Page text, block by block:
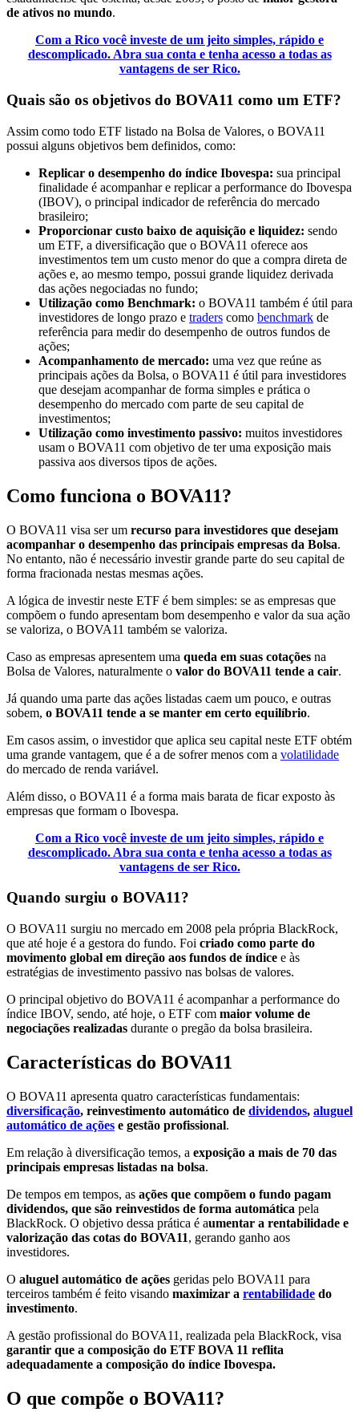
de ativos no mundo.
Com a Rico você investe de um jeito simples, rápido e
descomplicado. Abra sua conta e tenha acesso a todas as
vantagens de ser Rico.
Quais são os objetivos do BOVA11 como um ETF?
Assim como todo ETF listado na Bolsa de Valores, o BOVA11
possui alguns objetivos bem definidos, como:
Replicar o desempenho do índice Ibovespa: sua principal
finalidade é acompanhar e replicar a performance do Ibovespa
(IBOV), o principal indicador de referência do mercado
brasileiro;
Proporcionar custo baixo de aquisição e liquidez: sendo
um ETF, a diversificação que o BOVA11 oferece aos
investimentos tem um custo menor do que a compra direta de
ações e, ao mesmo tempo, possui grande liquidez derivada
das ações negociadas no fundo;
Utilização como Benchmark: o BOVA11 também é útil para
investidores de longo prazo e traders como benchmark de
referência para medir do desempenho de outros fundos de
ações;
Acompanhamento de mercado: uma vez que reúne as
principais ações da Bolsa, o BOVA11 é útil para investidores
que desejam acompanhar de forma simples e prática o
desempenho do mercado com parte de seu capital de
investimentos;
Utilização como investimento passivo: muitos investidores
usam o BOVA11 com objetivo de ter uma exposição mais
passiva aos diversos tipos de ações.
Como funciona o BOVA11?
O BOVA11 visa ser um recurso para investidores que desejam
acompanhar o desempenho das principais empresas da Bolsa.
No entanto, não é necessário investir grande parte do seu capital de
forma fracionada nestas mesmas ações.
A lógica de investir neste ETF é bem simples: se as empresas que
compõem o fundo apresentam bom desempenho e valor da sua ação
se valoriza, o BOVA11 também se valoriza.
Caso as empresas apresentem uma queda em suas cotações na
Bolsa de Valores, naturalmente o valor do BOVA11 tende a cair.
Já quando uma parte das ações listadas caem um pouco, e outras
sobem, o BOVA11 tende a se manter em certo equilíbrio.
Em casos assim, o investidor que aplica seu capital neste ETF obtém
uma grande vantagem, que é a de sofrer menos com a volatilidade
do mercado de renda variável.
Além disso, o BOVA11 é a forma mais barata de ficar exposto às
empresas que formam o Ibovespa.
Com a Rico você investe de um jeito simples, rápido e
descomplicado. Abra sua conta e tenha acesso a todas as
vantagens de ser Rico.
Quando surgiu o BOVA11?
O BOVA11 surgiu no mercado em 2008 pela própria BlackRock,
que até hoje é a gestora do fundo. Foi criado como parte do
movimento global em direção aos fundos de índice e às
estratégias de investimento passivo nas bolsas de valores.
O principal objetivo do BOVA11 é acompanhar a performance do
índice IBOV, sendo, até hoje, o ETF com maior volume de
negociações realizadas durante o pregão da bolsa brasileira.
Características do BOVA11
O BOVA11 apresenta quatro características fundamentais:
diversificação, reinvestimento automático de dividendos, aluguel
automático de ações e gestão profissional.
Em relação à diversificação temos, a exposição a mais de 70 das
principais empresas listadas na bolsa.
De tempos em tempos, as ações que compõem o fundo pagam
dividendos, que são reinvestidos de forma automática pela
BlackRock. O objetivo dessa prática é aumentar a rentabilidade e
valorização das cotas do BOVA11, gerando ganho aos
investidores.
O aluguel automático de ações geridas pelo BOVA11 para
terceiros também é feito visando maximizar a rentabilidade do
investimento.
A gestão profissional do BOVA11, realizada pela BlackRock, visa
garantir que a composição do ETF BOVA 11 reflita
adequadamente a composição do índice Ibovespa.
O que compõe o BOVA11?